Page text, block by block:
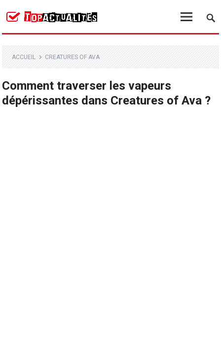
ACCUEIL CREATURES OF AVA
Comment traverser les vapeurs
dépérissantes dans Creatures of Ava ?